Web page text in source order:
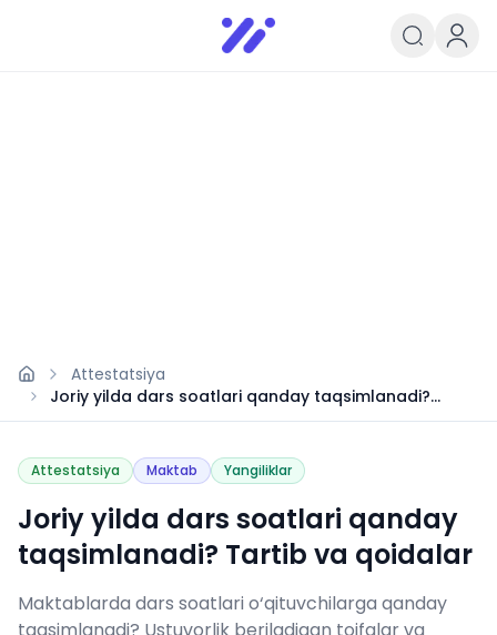
Infoedu
Ta&#039;lim xabarlari va
Attestatsiya
Joriy yilda dars soatlari qanday taqsimlanadi?
Tartib va qoidalar
Attestatsiya Maktab Yangiliklar
Joriy yilda dars soatlari qanday
taqsimlanadi? Tartib va qoidalar
Maktablarda dars soatlari o‘qituvchilarga qanday